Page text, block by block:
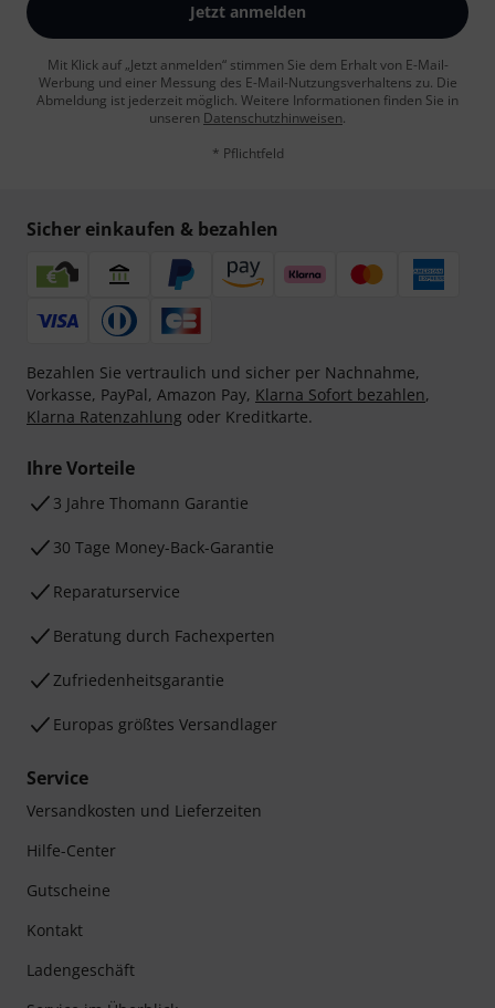
Jetzt anmelden
Mit Klick auf „Jetzt anmelden“ stimmen Sie dem Erhalt von E-Mail-
Werbung und einer Messung des E-Mail-Nutzungsverhaltens zu. Die
Abmeldung ist jederzeit möglich. Weitere Informationen finden Sie in
unseren Datenschutzhinweisen.
* Pflichtfeld
Sicher einkaufen & bezahlen
Bezahlen Sie vertraulich und sicher per Nachnahme,
Vorkasse, PayPal, Amazon Pay, Klarna Sofort bezahlen,
Klarna Ratenzahlung oder Kreditkarte.
Ihre Vorteile
3 Jahre Thomann Garantie
30 Tage Money-Back-Garantie
Reparaturservice
Beratung durch Fachexperten
Zufriedenheitsgarantie
Europas größtes Versandlager
Service
Versandkosten und Lieferzeiten
Hilfe-Center
Gutscheine
Kontakt
Ladengeschäft